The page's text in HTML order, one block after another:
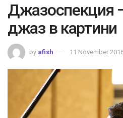
Джазоспекция
джаз в картини
by afish 11 November